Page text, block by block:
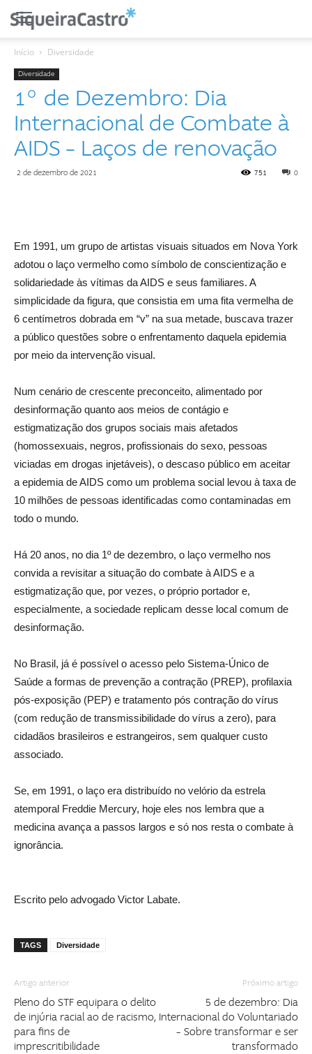
Início Diversidade
Diversidade
1º de Dezembro: Dia
Internacional de Combate à
AIDS – Laços de renovação
2 de dezembro de 2021 0
751
Em 1991, um grupo de artistas visuais situados em Nova York
adotou o laço vermelho como símbolo de conscientização e
solidariedade às vítimas da AIDS e seus familiares. A
simplicidade da figura, que consistia em uma fita vermelha de
6 centímetros dobrada em “v” na sua metade, buscava trazer
a público questões sobre o enfrentamento daquela epidemia
por meio da intervenção visual.
Num cenário de crescente preconceito, alimentado por
desinformação quanto aos meios de contágio e
estigmatização dos grupos sociais mais afetados
(homossexuais, negros, profissionais do sexo, pessoas
viciadas em drogas injetáveis), o descaso público em aceitar
a epidemia de AIDS como um problema social levou à taxa de
10 milhões de pessoas identificadas como contaminadas em
todo o mundo.
Há 20 anos, no dia 1º de dezembro, o laço vermelho nos
convida a revisitar a situação do combate à AIDS e a
estigmatização que, por vezes, o próprio portador e,
especialmente, a sociedade replicam desse local comum de
desinformação.
No Brasil, já é possível o acesso pelo Sistema-Único de
Saúde a formas de prevenção a contração (PREP), profilaxia
pós-exposição (PEP) e tratamento pós contração do vírus
(com redução de transmissibilidade do vírus a zero), para
cidadãos brasileiros e estrangeiros, sem qualquer custo
associado.
Se, em 1991, o laço era distribuído no velório da estrela
atemporal Freddie Mercury, hoje eles nos lembra que a
medicina avança a passos largos e só nos resta o combate à
ignorância.
Escrito pelo advogado Victor Labate.
TAGS Diversidade
Artigo anterior
Pleno do STF equipara o delito
de injúria racial ao de racismo,
para fins de
imprescritibilidade
Próximo artigo
5 de dezembro: Dia
Internacional do Voluntariado
– Sobre transformar e ser
transformado